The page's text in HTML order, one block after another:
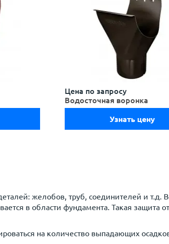
Цена по запросу
Водосточная воронка
Узнать цену
желобов, труб, соединителей и т.д.
в области фундамента. Такая защита
на количество выпадающих